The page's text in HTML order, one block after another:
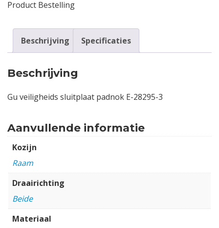
Product Bestelling
Beschrijving Specificaties
Beschrijving
Gu veiligheids sluitplaat padnok E-28295-3
Aanvullende informatie
Kozijn
Raam
Draairichting
Beide
Materiaal